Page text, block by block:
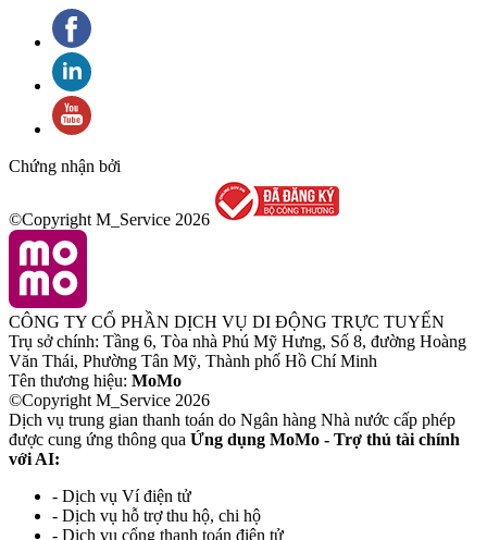
Chứng nhận bởi
©Copyright M_Service 2026
CÔNG TY CỔ PHẦN DỊCH VỤ DI ĐỘNG TRỰC TUYẾN
Trụ sở chính: Tầng 6, Tòa nhà Phú Mỹ Hưng, Số 8, đường Hoàng
Văn Thái, Phường Tân Mỹ, Thành phố Hồ Chí Minh
Tên thương hiệu: MoMo
©Copyright M_Service 2026
Dịch vụ trung gian thanh toán do Ngân hàng Nhà nước cấp phép
được cung ứng thông qua Ứng dụng MoMo - Trợ thủ tài chính
với AI:
- Dịch vụ Ví điện tử
- Dịch vụ hỗ trợ thu hộ, chi hộ
- Dịch vụ cổng thanh toán điện tử